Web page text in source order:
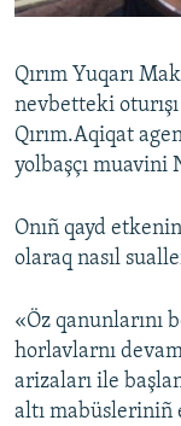
RFE/RS bütün
Qırım Yuqarı
nevbetteki
Qırım.Aqiqat
yolbaşçı
Onıñ qayd
olaraq nasıl
«Öz qanunlarını
horlavlarnı
arizaları ile
altı mabüsleriniñ